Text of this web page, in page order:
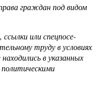
граждан под видом
или спецпосе-
труду в условиях
в указанных